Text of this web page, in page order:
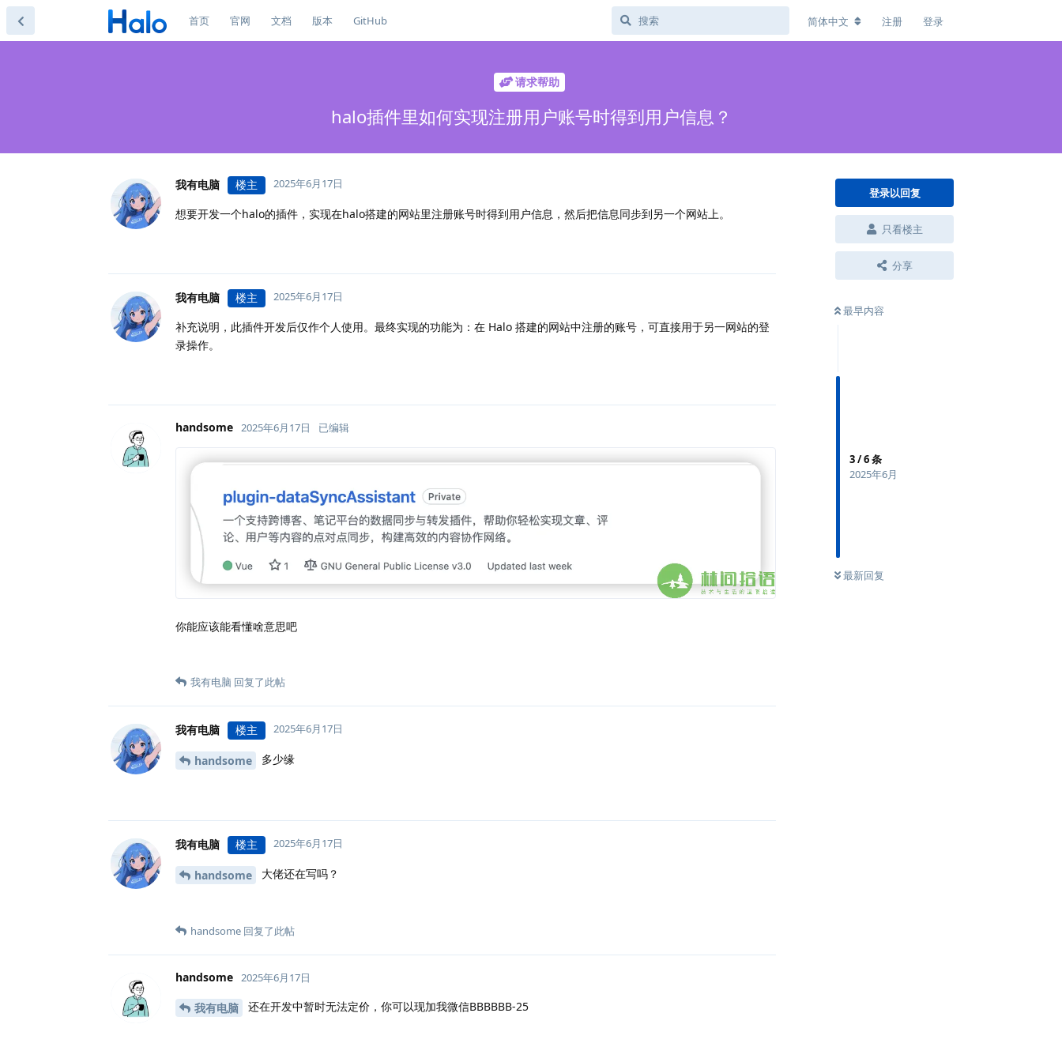
首页 官网 文档 版本 GitHub 简体中文 注册 登录
请求帮助
halo插件里如何实现注册用户账号时得到用户信息？
登录以回复
只看楼主
分享
最早内容
3/6条
2025年6月
最新回复
我有电脑 楼主 2025年6月17日
想要开发一个halo的插件，实现在halo搭建的网站里注册账号时得到用户信息，然后把信息同步到另一个网站上。
我有电脑 楼主 2025年6月17日
补充说明，此插件开发后仅作个人使用。最终实现的功能为：在 Halo 搭建的网站中注册的账号，可直接用于另一网站的登
录操作。
handsome 2025年6月17日 已编辑
你能应该能看懂啥意思吧
我有电脑 回复了此帖
我有电脑 楼主 2025年6月17日
handsome 多少缘
我有电脑 楼主 2025年6月17日
handsome 大佬还在写吗？
handsome 回复了此帖
handsome 2025年6月17日
我有电脑 还在开发中暂时无法定价，你可以现加我微信BBBBBB-25